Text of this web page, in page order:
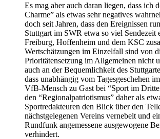
Es mag aber auch daran liegen, dass ich
Charme” als etwas sehr negatives
doch seit Jahren, dass den Ereignissen
Stuttgart im SWR etwa so viel
Freiburg, Hoffenheim und dem KSC
Wertschätzungen im Einzelfall sind von
Prioritätensetzung im Allgemeinen nicht
auch an der Bequemlichkeit des
dass unabhängig vom Tagesgeschehen
VfB-Mensch zu Gast bei “Sport im
den “Regionalpatriotismus” daher als
Sportredakteuren den Blick über den
nächstgelegenen Vereins vernebelt und
Rundfunk angemessene ausgewogene
verhindert.